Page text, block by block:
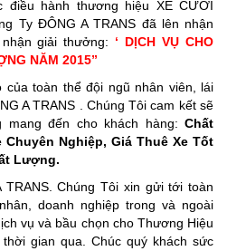
điều hành thương hiệu XE CƯỚI
Ty ĐÔNG A TRANS đã lên nhận
giải thưởng: ‘ DỊCH VỤ CHO
NĂM 2015”
toàn thể đội ngũ nhân viên, lái
A TRANS . Chúng Tôi cam kết sẽ
mang đến cho khách hàng: Chất
Nghiệp, Giá Thuê Xe Tốt
Lượng.
Chúng Tôi xin gửi tới toàn
doanh nghiệp trong và ngoài
vụ và bầu chọn cho Thương Hiệu
gian qua. Chúc quý khách sức